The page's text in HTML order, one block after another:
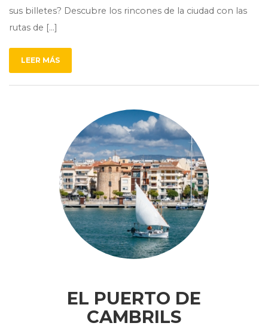
sus billetes? Descubre los rincones de la ciudad con las
rutas de […]
LEER MÁS
EL PUERTO DE
CAMBRILS